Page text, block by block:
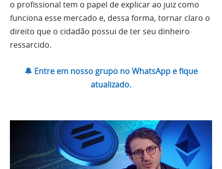
o profissional tem o papel de explicar ao juiz como
funciona esse mercado e, dessa forma, tornar claro o
direito que o cidadão possui de ter seu dinheiro
ressarcido.
🔔 Entre em nosso grupo no WhatsApp e fique
atualizado.